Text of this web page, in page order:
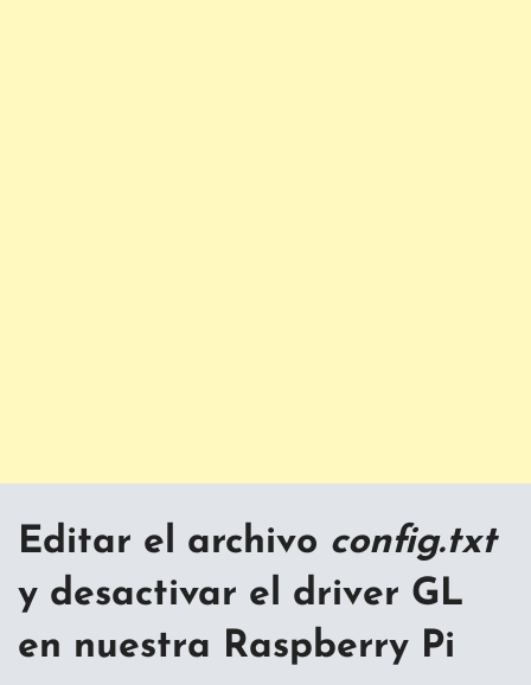
Editar el archivo config.txt
y desactivar el driver GL
en nuestra Raspberry Pi